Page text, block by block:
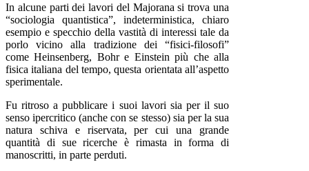
In alcune parti dei lavori del Majorana si trova una
“sociologia quantistica”, indeterministica, chiaro
esempio e specchio della vastità di interessi tale da
porlo vicino alla tradizione dei “fisici-filosofi”
come Heinsenberg, Bohr e Einstein più che alla
fisica italiana del tempo, questa orientata all’aspetto
sperimentale.
Fu ritroso a pubblicare i suoi lavori sia per il suo
senso ipercritico (anche con se stesso) sia per la sua
natura schiva e riservata, per cui una grande
quantità di sue ricerche è rimasta in forma di
manoscritti, in parte perduti.